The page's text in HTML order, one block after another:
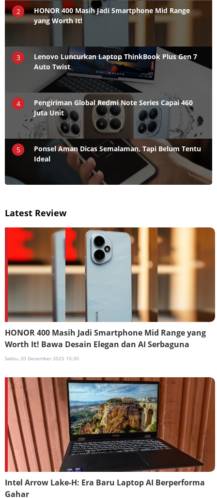
2
HONOR 400 Masih Jadi Smartphone Mid Range
yang Worth It!
3
Lenovo Luncurkan Laptop ThinkBook Plus Gen 7
Auto Twist
4
Pengiriman Global Redmi Note Series Capai 460
Juta Unit
5
Ponsel Aman Dicas Semalaman, Tapi Belum Tentu
Ideal
Latest Review
HONOR 400 Masih Jadi Smartphone Mid Range yang
Worth It! Bawa Desain Elegan dan AI Serbaguna
Sabtu, 20 Desember 2025 10:30
Intel Arrow Lake-H: Era Baru Laptop AI Berperforma
Gahar